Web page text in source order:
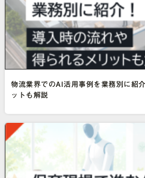
物流業界でのAI活用事例を業務別に紹
ットも解説